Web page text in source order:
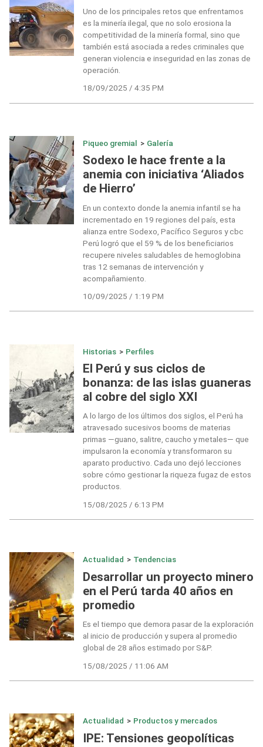
Uno de los principales retos que enfrentamos
es la minería ilegal, que no solo erosiona la
competitividad de la minería formal, sino que
también está asociada a redes criminales que
generan violencia e inseguridad en las zonas de
operación.
18/09/2025 / 4:35 PM
Piqueo gremial > Galería
Sodexo le hace frente a la
anemia con iniciativa ‘Aliados
de Hierro’
En un contexto donde la anemia infantil se ha
incrementado en 19 regiones del país, esta
alianza entre Sodexo, Pacífico Seguros y cbc
Perú logró que el 59 % de los beneficiarios
recupere niveles saludables de hemoglobina
tras 12 semanas de intervención y
acompañamiento.
10/09/2025 / 1:19 PM
Historias > Perfiles
El Perú y sus ciclos de
bonanza: de las islas guaneras
al cobre del siglo XXI
A lo largo de los últimos dos siglos, el Perú ha
atravesado sucesivos booms de materias
primas —guano, salitre, caucho y metales— que
impulsaron la economía y transformaron su
aparato productivo. Cada uno dejó lecciones
sobre cómo gestionar la riqueza fugaz de estos
productos.
15/08/2025 / 6:13 PM
Actualidad > Tendencias
Desarrollar un proyecto minero
en el Perú tarda 40 años en
promedio
Es el tiempo que demora pasar de la exploración
al inicio de producción y supera al promedio
global de 28 años estimado por S&P.
15/08/2025 / 11:06 AM
Actualidad > Productos y mercados
IPE: Tensiones geopolíticas